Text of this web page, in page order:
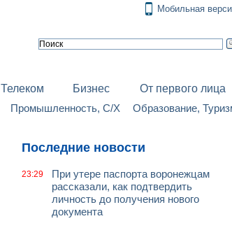
Мобильная
Телеком Бизнес
От первого лица
Промышленность, С/Х Образование,
Последние новости
23:29
При утере паспорта воронежцам
рассказали, как подтвердить
личность до получения нового
документа